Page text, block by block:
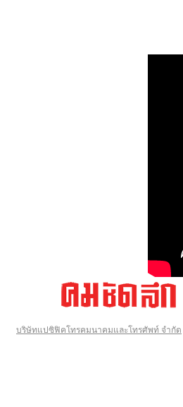
บริษัทแปซิฟิคโทรคมนาคมและโทรศัพท์ จำกัด